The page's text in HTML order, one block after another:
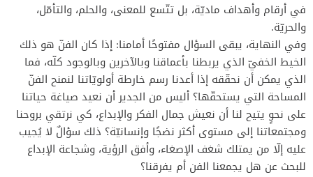
في أرقام وأهداف ماديّة، بل تتّسع للمعنى، والحلم، والتأمّل،
والحريّة.
وفي النهاية، يبقى السؤال مفتوحًا أمامنا: إذا كان الفنّ هو ذلك
الخيط الخفيّ الذي يربطنا بأعماقنا وبالآخرين وبالوجود كلّه، فما
الذي يمكن أن نحقّقه إذا أعدنا رسم خارطة أولويّاتنا لنمنح الفنّ
المساحة التي يستحقّها؟ أليس من الجدير أن نعيد صياغة حياتنا
على نحوٍ يتيح لنا أن نعيش جمال الفكر والإبداع، كي نرتقي بروحنا
ومجتمعاتنا إلى مستوى أكثر نضجًا وإنسانيّة؟ ذلك سؤالٌ لا يُجيب
عليه إلّا من يمتلك شغف الإصغاء، وأفق الرؤية، وشجاعة الإبداع
للبحث عن هل يجمعنا الفن أم يفرقنا؟